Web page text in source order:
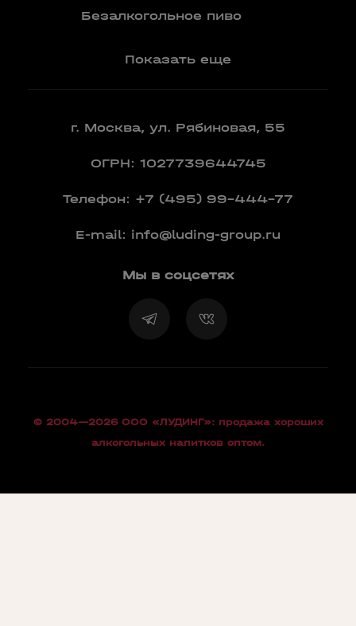
Безалкогольное пиво
Показать еще
г. Москва, ул. Рябиновая, 55
ОГРН: 1027739644745
Телефон: +7 (495) 99-444-77
E-mail: info@luding-group.ru
Мы в соцсетях
© 2004—2026 OOO «ЛУДИНГ»: продажа хороших
алкогольных напитков оптом.